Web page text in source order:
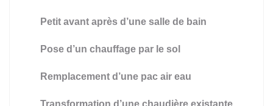
Petit avant après d’une salle de bain
Pose d’un chauffage par le sol
Remplacement d’une pac air eau
Transformation d’une chaudière existante